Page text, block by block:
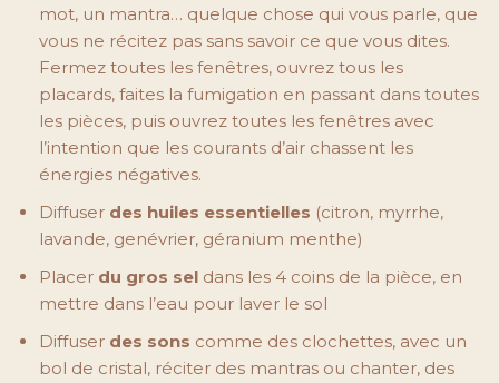
mot, un mantra… quelque chose qui vous parle, que
vous ne récitez pas sans savoir ce que vous dites.
Fermez toutes les fenêtres, ouvrez tous les
placards, faites la fumigation en passant dans toutes
les pièces, puis ouvrez toutes les fenêtres avec
l’intention que les courants d’air chassent les
énergies négatives.
Diffuser des huiles essentielles (citron, myrrhe,
lavande, genévrier, géranium menthe)
Placer du gros sel dans les 4 coins de la pièce, en
mettre dans l’eau pour laver le sol
Diffuser des sons comme des clochettes, avec un
bol de cristal, réciter des mantras ou chanter, des